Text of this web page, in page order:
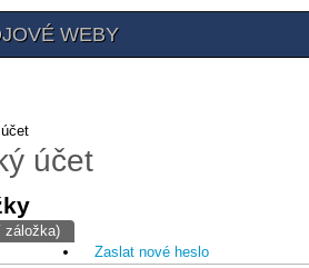
WEBY
účet
záložka)
Zaslat nové heslo